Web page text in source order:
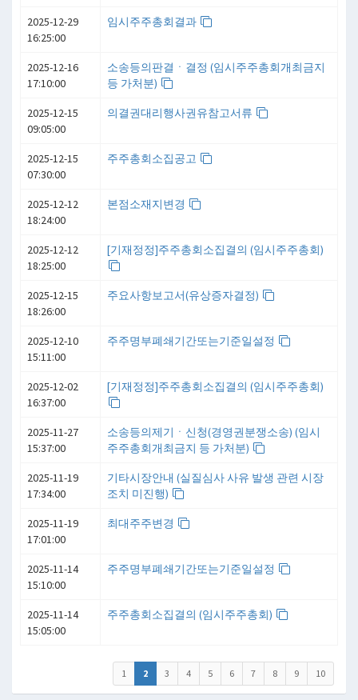
2025-12-29
16:25:00
임시주주총회결과
2025-12-16
17:10:00
소송등의판결ㆍ결정 (임시주주총회개최금지
등 가처분)
2025-12-15
09:05:00
의결권대리행사권유참고서류
2025-12-15
07:30:00
주주총회소집공고
2025-12-12
18:24:00
본점소재지변경
2025-12-12
18:25:00
[기재정정]주주총회소집결의 (임시주주총회)
2025-12-15
18:26:00
주요사항보고서(유상증자결정)
2025-12-10
15:11:00
주주명부폐쇄기간또는기준일설정
2025-12-02
16:37:00
[기재정정]주주총회소집결의 (임시주주총회)
2025-11-27
15:37:00
소송등의제기ㆍ신청(경영권분쟁소송) (임시
주주총회개최금지 등 가처분)
2025-11-19
17:34:00
기타시장안내 (실질심사 사유 발생 관련 시장
조치 미진행)
2025-11-19
17:01:00
최대주주변경
2025-11-14
15:10:00
주주명부폐쇄기간또는기준일설정
2025-11-14
15:05:00
주주총회소집결의 (임시주주총회)
1 2 3 4 5 6 7 8 9 10